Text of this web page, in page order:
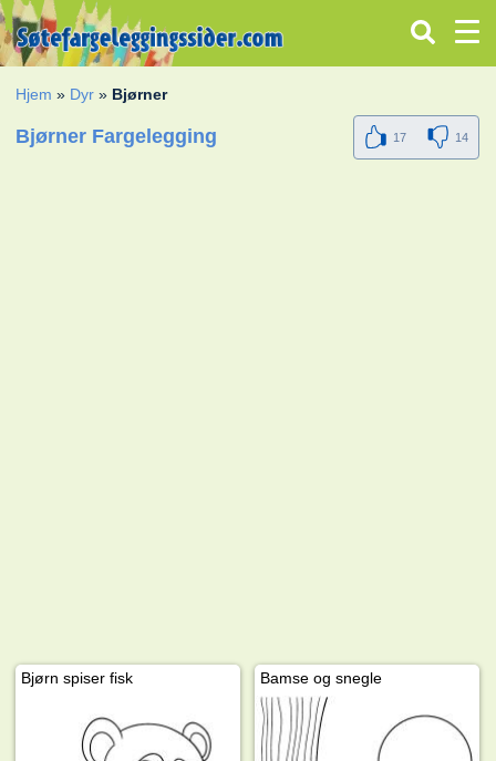
Hjem » Dyr » Bjørner
Bjørner Fargelegging 17 14
Bjørn spiser fisk Bamse og snegle